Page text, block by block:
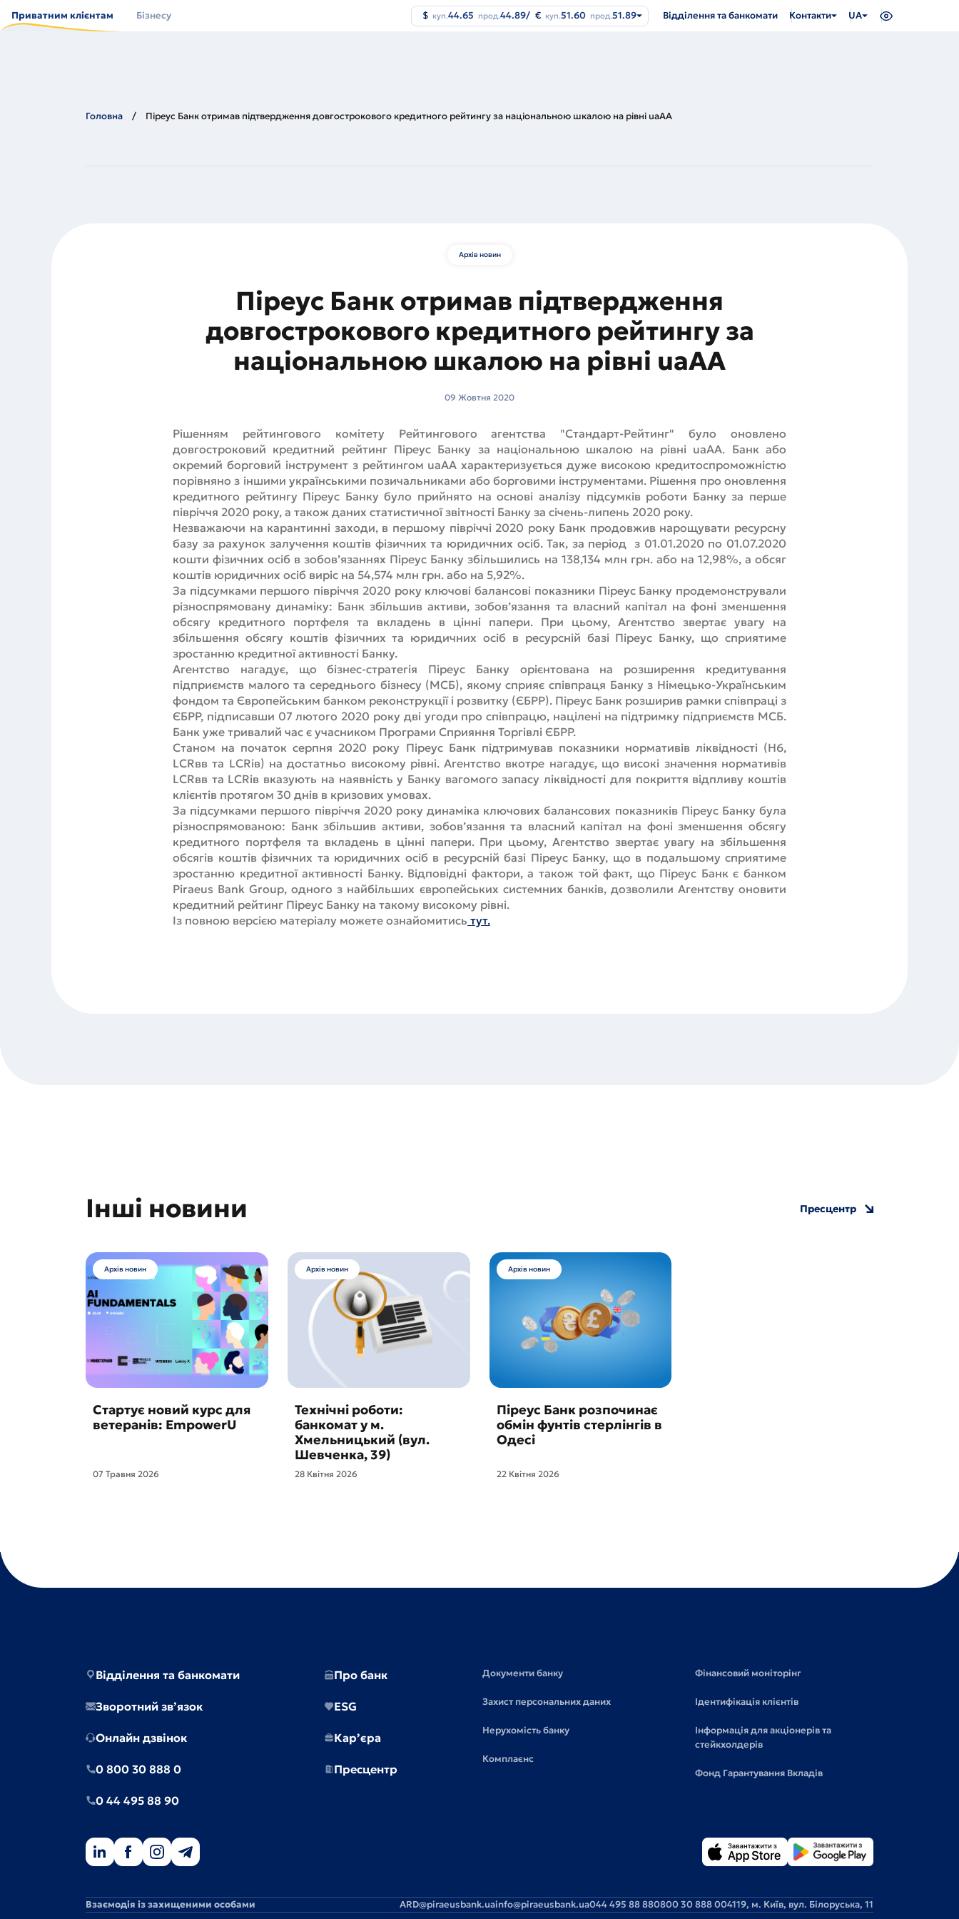
основного
Приватним клієнтам Бізнесу $ куп.44.65 прод.44.89/ € куп.51.60 прод.51.89 Відділення та банкомати Контакти UA
Головна Піреус Банк отримав підтвердження довгострокового кредитного рейтингу за національною шкалою на рівні uaAA
Архів новин
Піреус Банк отримав підтвердження
довгострокового кредитного рейтингу за
національною шкалою на рівні uaAA
09 Жовтня 2020
Рішенням рейтингового комітету Рейтингового агентства "Стандарт-Рейтинг" було оновлено
довгостроковий кредитний рейтинг Піреус Банку за національною шкалою на рівні uaAА. Банк або
окремий борговий інструмент з рейтингом uaAА характеризується дуже високою кредитоспроможністю
порівняно з іншими українськими позичальниками або борговими інструментами. Рішення про оновлення
кредитного рейтингу Піреус Банку було прийнято на основі аналізу підсумків роботи Банку за перше
півріччя 2020 року, а також даних статистичної звітності Банку за січень-липень 2020 року.
Незважаючи на карантинні заходи, в першому півріччі 2020 року Банк продовжив нарощувати ресурсну
базу за рахунок залучення коштів фізичних та юридичних осіб. Так, за період з 01.01.2020 по 01.07.2020
кошти фізичних осіб в зобов’язаннях Піреус Банку збільшились на 138,134 млн грн. або на 12,98%, а обсяг
коштів юридичних осіб виріс на 54,574 млн грн. або на 5,92%.
За підсумками першого півріччя 2020 року ключові балансові показники Піреус Банку продемонстрували
різноспрямовану динаміку: Банк збільшив активи, зобов’язання та власний капітал на фоні зменшення
обсягу кредитного портфеля та вкладень в цінні папери. При цьому, Агентство звертає увагу на
збільшення обсягу коштів фізичних та юридичних осіб в ресурсній базі Піреус Банку, що сприятиме
зростанню кредитної активності Банку.
Агентство нагадує, що бізнес-стратегія Піреус Банку орієнтована на розширення кредитування
підприємств малого та середнього бізнесу (МСБ), якому сприяє співпраця Банку з Німецько-Українським
фондом та Європейським банком реконструкції і розвитку (ЄБРР). Піреус Банк розширив рамки співпраці з
ЄБРР, підписавши 07 лютого 2020 року дві угоди про співпрацю, націлені на підтримку підприємств МСБ.
Банк уже тривалий час є учасником Програми Сприяння Торгівлі ЄБРР.
Станом на початок серпня 2020 року Піреус Банк підтримував показники нормативів ліквідності (Н6,
LCRвв та LCRів) на достатньо високому рівні. Агентство вкотре нагадує, що високі значення нормативів
LCRвв та LCRів вказують на наявність у Банку вагомого запасу ліквідності для покриття відпливу коштів
клієнтів протягом 30 днів в кризових умовах.
За підсумками першого півріччя 2020 року динаміка ключових балансових показників Піреус Банку була
різноспрямованою: Банк збільшив активи, зобов’язання та власний капітал на фоні зменшення обсягу
кредитного портфеля та вкладень в цінні папери. При цьому, Агентство звертає увагу на збільшення
обсягів коштів фізичних та юридичних осіб в ресурсній базі Піреус Банку, що в подальшому сприятиме
зростанню кредитної активності Банку. Відповідні фактори, а також той факт, що Піреус Банк є банком
Piraeus Bank Group, одного з найбільших європейських системних банків, дозволили Агентству оновити
кредитний рейтинг Піреус Банку на такому високому рівні.
Із повною версією матеріалу можете ознайомитись тут.
Інші новини Пресцентр
Архів новин
Стартує новий курс для
ветеранів: EmpowerU
07 Травня 2026
Архів новин
Технічні роботи:
банкомат у м.
Хмельницький (вул.
Шевченка, 39)
28 Квітня 2026
Архів новин
Піреус Банк розпочинає
обмін фунтів стерлінгів в
Одесі
22 Квітня 2026
Відділення та банкомати
Зворотний зв’язок
Онлайн дзвінок
0 800 30 888 0
0 44 495 88 90
Про банк
ESG
Кар’єра
Пресцентр
Документи банку
Захист персональних даних
Нерухомість банку
Комплаєнс
Фінансовий моніторінг
Ідентифікація клієнтів
Інформація для акціонерів та
стейкхолдерів
Фонд Гарантування Вкладів
Взаємодія із захищеними особами ARD@piraeusbank.uainfo@piraeusbank.ua044 495 88 880800 30 888 004119, м. Київ, вул. Білоруська, 11